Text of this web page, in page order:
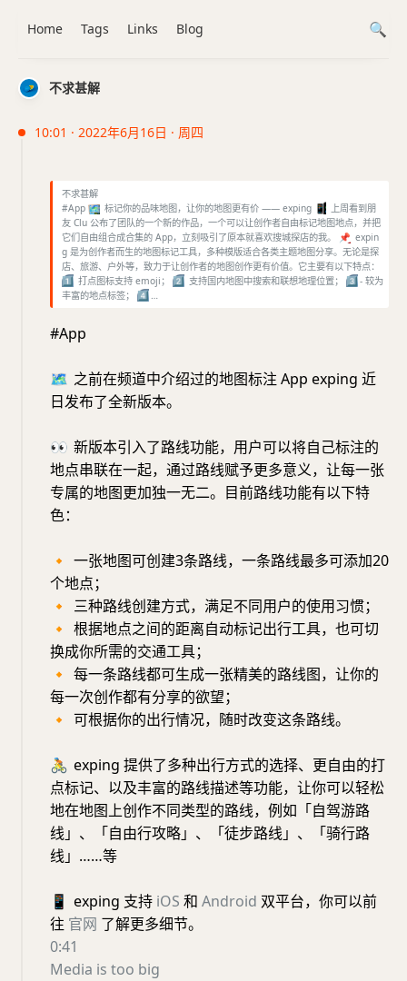
不求甚解
10:01 · 2022年6月16日 · 周四
不求甚解
#App 🗺️ 标记你的品味地图，让你的地图更有价 —— exping 📱
上周看到朋
友 Clu 公布了团队的一个新的作品，一个可以让创作者自由标记地图地点，并把
它们自由组合成合集的 App，立刻吸引了原本就喜欢搜城探店的我。
📌 expin
g 是为创作者而生的地图标记工具，多种模版适合各类主题地图分享。无论是探
店、旅游、户外等，致力于让创作者的地图创作更有价值。它主要有以下特点：
1⃣️ 打点图标支持 emoji； 2⃣️ 支持国内地图中搜索和联想地理位置； 3⃣️- 较为
丰富的地点标签； 4⃣️ …
#App
🗺️ 之前在频道中介绍过的地图标注 App exping 近
日发布了全新版本。
👀 新版本引入了路线功能，用户可以将自己标注的
地点串联在一起，通过路线赋予更多意义，让每一张
专属的地图更加独一无二。目前路线功能有以下特
色：
🔸 一张地图可创建3条路线，一条路线最多可添加20
个地点；
🔸
三种路线创建方式，满足不同用户的使用习惯；
🔸 根据地点之间的距离自动标记出行工具，也可切
换成你所需的交通工具；
🔸 每一条路线都可生成一张精美的路线图，让你的
每一次创作都有分享的欲望；
🔸 可根据你的出行情况，随时改变这条路线。
🚴 exping 提供了多种出行方式的选择、更自由的打
点标记、以及丰富的路线描述等功能，让你可以轻松
地在地图上创作不同类型的路线，例如「自驾游路
线」、「自由行攻略」、「徒步路线」、「骑行路
线」……等
📱 exping 支持 iOS 和 Android 双平台，你可以前
往 官网 了解更多细节。
0:41
Media is too big
Home Tags Links Blog